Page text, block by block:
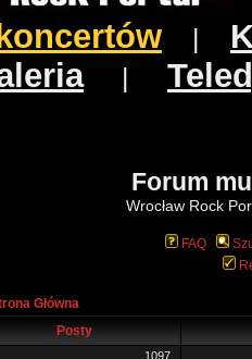
|
Forum
Wrocław Rock
FAQ
Główna
Posty
1097